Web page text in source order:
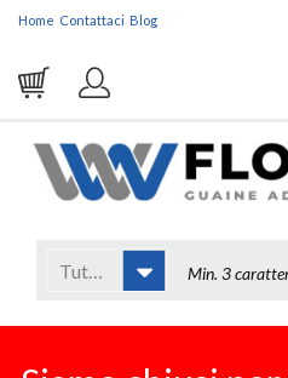
Home Contattaci Blog
Tutto